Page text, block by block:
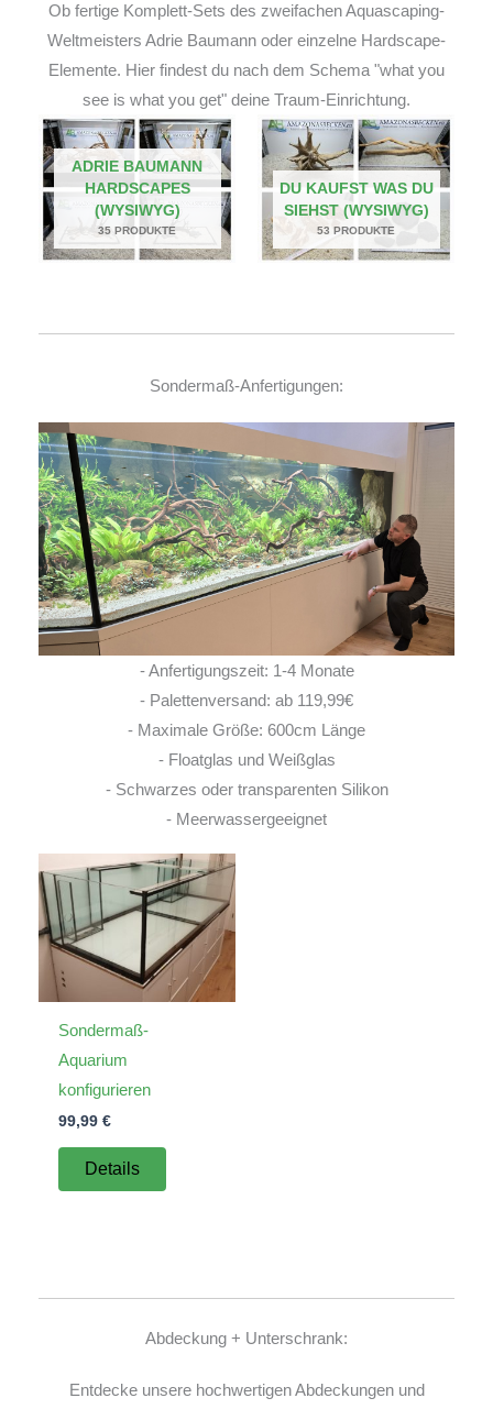
Ob fertige Komplett-Sets des zweifachen Aquascaping-
Weltmeisters Adrie Baumann oder einzelne Hardscape-
Elemente. Hier findest du nach dem Schema "what you
see is what you get" deine Traum-Einrichtung.
ADRIE BAUMANN
HARDSCAPES
(WYSIWYG)
35 PRODUKTE
DU KAUFST WAS DU
SIEHST (WYSIWYG)
53 PRODUKTE
Sondermaß-Anfertigungen:
- Anfertigungszeit: 1-4 Monate
- Palettenversand: ab 119,99€
- Maximale Größe: 600cm Länge
- Floatglas und Weißglas
- Schwarzes oder transparenten Silikon
- Meerwassergeeignet
Sondermaß-
Aquarium
konfigurieren
99,99 €
Details
Abdeckung + Unterschrank:
Entdecke unsere hochwertigen Abdeckungen und